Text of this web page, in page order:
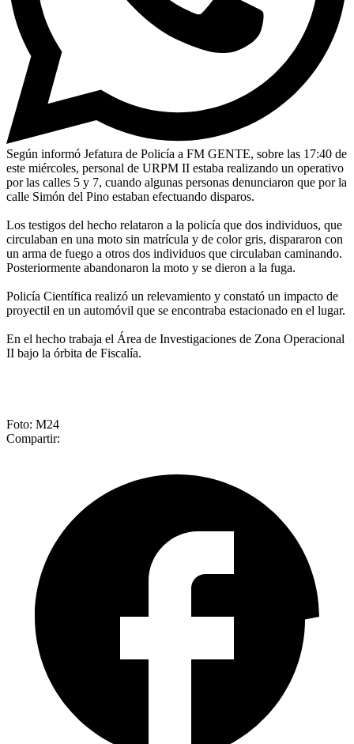
Según informó Jefatura de Policía a FM GENTE, sobre las 17:40 de
este miércoles, personal de URPM II estaba realizando un operativo
por las calles 5 y 7, cuando algunas personas denunciaron que por la
calle Simón del Pino estaban efectuando disparos.
Los testigos del hecho relataron a la policía que dos individuos, que
circulaban en una moto sin matrícula y de color gris, dispararon con
un arma de fuego a otros dos individuos que circulaban caminando.
Posteriormente abandonaron la moto y se dieron a la fuga.
Policía Científica realizó un relevamiento y constató un impacto de
proyectil en un automóvil que se encontraba estacionado en el lugar.
En el hecho trabaja el Área de Investigaciones de Zona Operacional
II bajo la órbita de Fiscalía.
Foto: M24
Compartir: